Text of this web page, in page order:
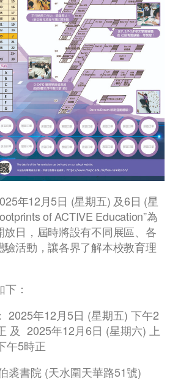
年12月5日 (星期五) 及6日 (星
of ACTIVE Education”為
放日，屆時將設有不同展區、各
驗活動，讓各界了解本校教育理
：
2025年12月5日 (星期五) 下午2
及 2025年12月6日 (星期六) 上
午5時正
裘書院 (天水圍天華路51號)